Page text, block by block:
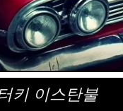
키 이스탄불